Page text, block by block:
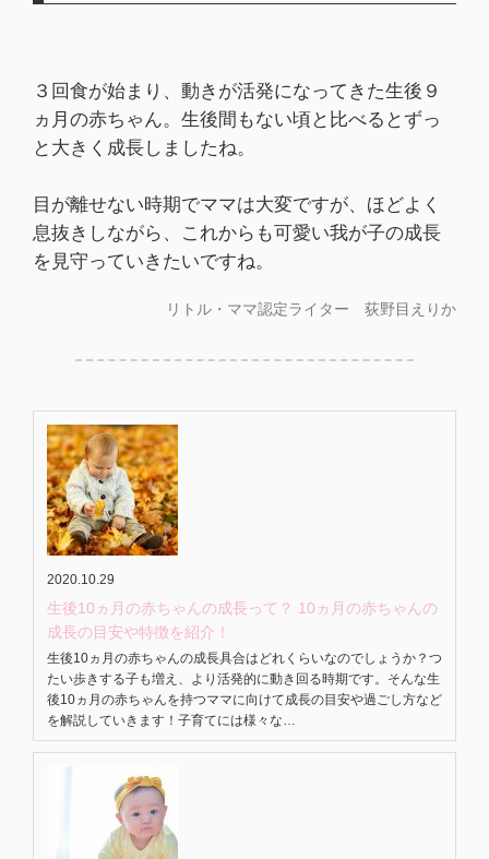
３回食が始まり、動きが活発になってきた生後９
ヵ月の赤ちゃん。生後間もない頃と比べるとずっ
と大きく成長しましたね。
目が離せない時期でママは大変ですが、ほどよく
息抜きしながら、これからも可愛い我が子の成長
を見守っていきたいですね。
リトル・ママ認定ライター 荻野目えりか
2020.10.29
生後10ヵ月の赤ちゃんの成長って？ 10ヵ月の赤ちゃんの
成長の目安や特徴を紹介！
生後10ヵ月の赤ちゃんの成長具合はどれくらいなのでしょうか？つ
たい歩きする子も増え、より活発的に動き回る時期です。そんな生
後10ヵ月の赤ちゃんを持つママに向けて成長の目安や過ごし方など
を解説していきます！子育てには様々な…